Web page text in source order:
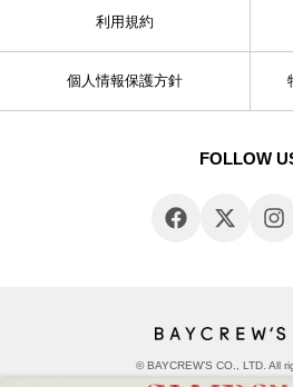
利用規約
個人情報保護方針
FOLLOW
© BAYCREW’S CO., LTD. All